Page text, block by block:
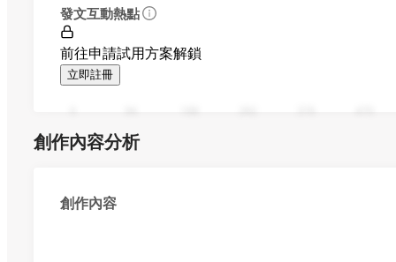
發文互動熱點
前往申請試用方案解鎖
立即註冊
創作內容分析
創作內容